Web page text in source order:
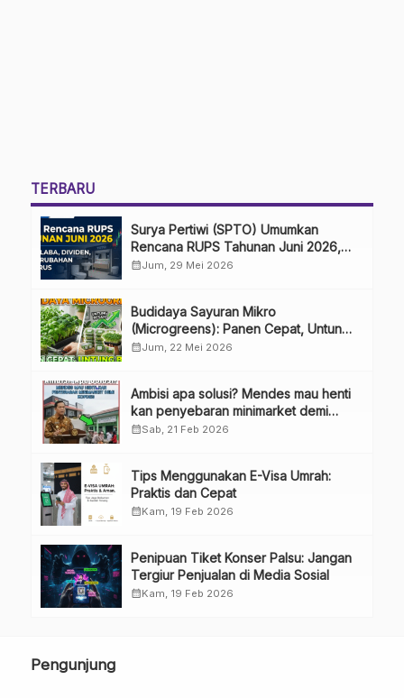
TERBARU
Surya Pertiwi (SPTO) Umumkan
Rencana RUPS Tahunan Juni 2026,
Bahas Penggunaan Laba Hingga
calendar_monthJum, 29 Mei 2026
Budidaya Sayuran Mikro
(Microgreens): Panen Cepat, Untung
Besar
calendar_monthJum, 22 Mei 2026
Ambisi apa solusi? Mendes mau henti
kan penyebaran minimarket demi
kopdes.
calendar_monthSab, 21 Feb 2026
Tips Menggunakan E-Visa Umrah:
Praktis dan Cepat
calendar_monthKam, 19 Feb 2026
Penipuan Tiket Konser Palsu: Jangan
Tergiur Penjualan di Media Sosial
calendar_monthKam, 19 Feb 2026
Pengunjung